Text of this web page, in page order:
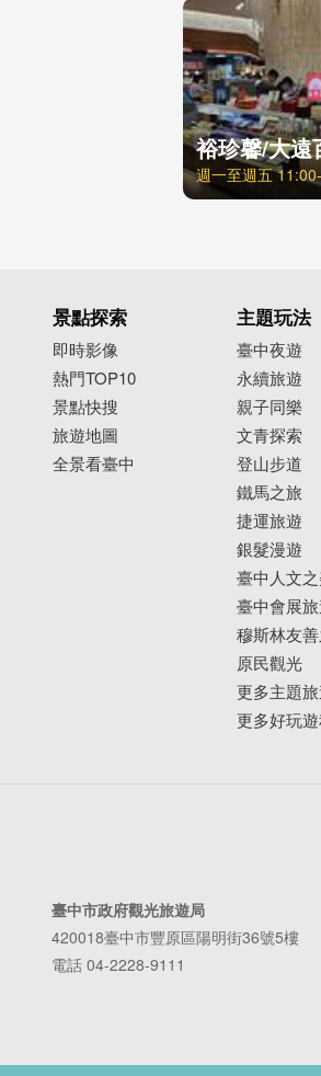
裕珍馨/大遠
景點探索
即時影像
熱門TOP10
景點快搜
旅遊地圖
全景看臺中
主題玩法
臺中夜遊
永續旅遊
親子同樂
文青探索
登山步道
鐵馬之旅
捷運旅遊
銀髮漫遊
臺中人文
臺中會展
穆斯林友
原民觀光
更多主題
更多好玩
臺中市政府觀光旅遊局
420018臺中市豐原區陽明街36號5樓
電話 04-2228-9111